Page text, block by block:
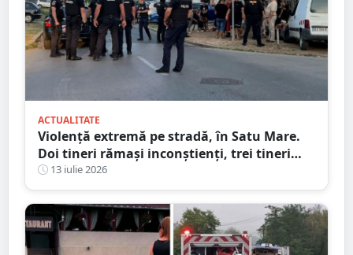
ACTUALITATE
Violență extremă pe stradă, în Satu Mare.
Doi tineri rămași inconștienți, trei tineri
reținuți, astăzi
13 iulie 2026